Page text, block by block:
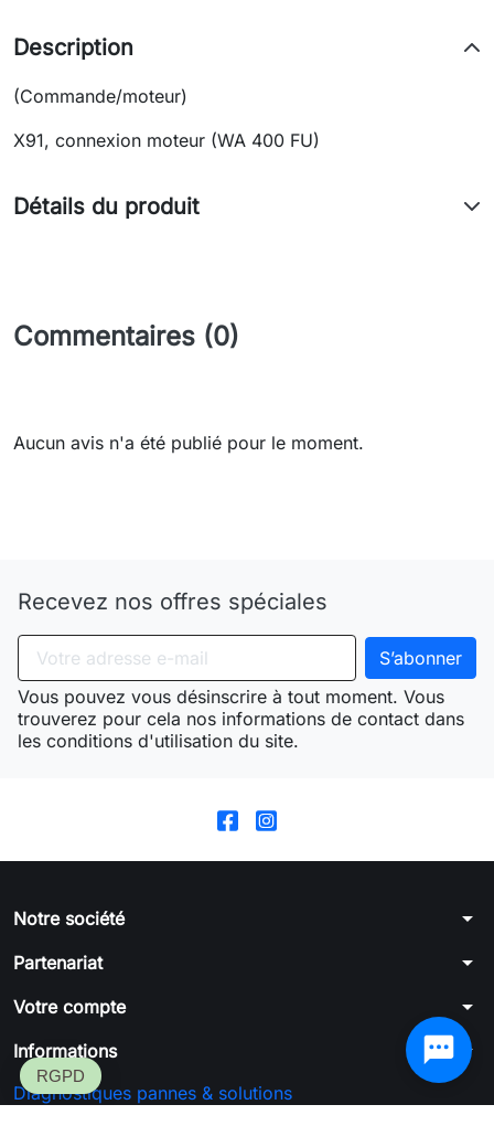
Description
(Commande/moteur)
X91, connexion moteur (WA 400 FU)
Détails du produit
Commentaires (0)
Aucun avis n'a été publié pour le moment.
Recevez nos offres spéciales
Vous pouvez vous désinscrire à tout moment. Vous
trouverez pour cela nos informations de contact dans
les conditions d'utilisation du site.
Notre société arrow_drop_down
Partenariat arrow_drop_down
Votre compte arrow_drop_down
Informations arrow_drop_down
Diagnostiques pannes & solutions